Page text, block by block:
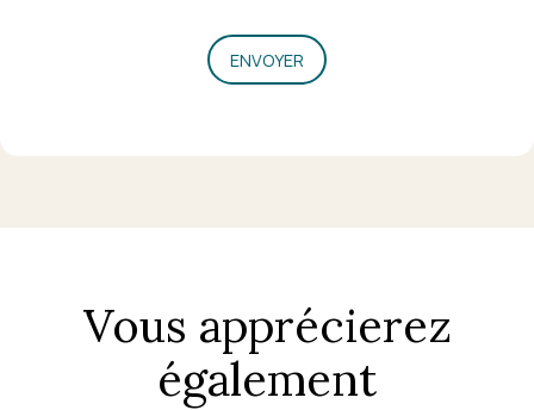
ENVOYER
Vous apprécierez
également